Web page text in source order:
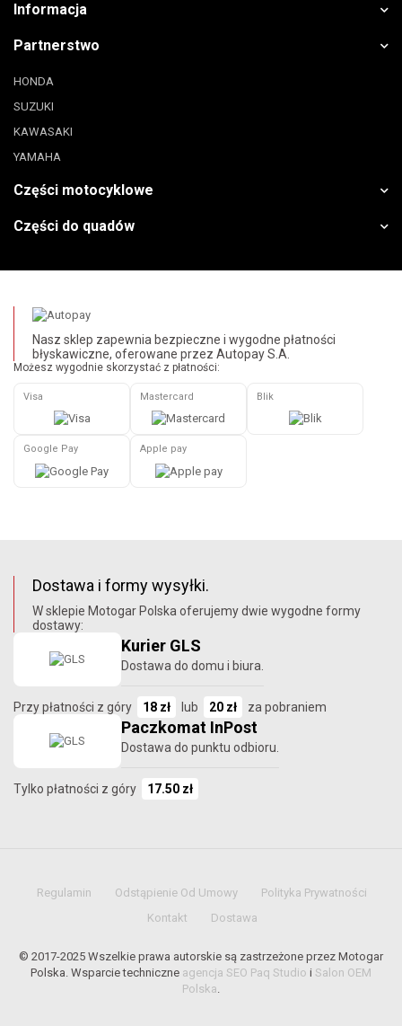
Informacja
Partnerstwo
HONDA
SUZUKI
KAWASAKI
YAMAHA
Części motocyklowe
Części do quadów
Nasz sklep zapewnia bezpieczne i wygodne płatności
błyskawiczne, oferowane przez Autopay S.A.
Możesz wygodnie skorzystać z płatności:
Visa Mastercard Blik
Google Pay Apple pay
Dostawa i formy wysyłki.
W sklepie Motogar Polska oferujemy dwie wygodne formy
dostawy:
Kurier GLS
Dostawa do domu i biura.
Przy płatności z góry 18 zł lub 20 zł za pobraniem
Paczkomat InPost
Dostawa do punktu odbioru.
Tylko płatności z góry 17.50 zł
Regulamin Odstąpienie Od Umowy
Polityka Prywatności
Kontakt
Dostawa
© 2017-2025 Wszelkie prawa autorskie są zastrzeżone przez Motogar
Polska. Wsparcie techniczne agencja SEO Paq Studio i Salon OEM
Polska